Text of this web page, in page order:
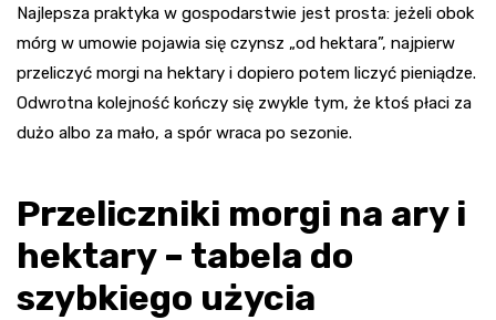
Najlepsza praktyka w gospodarstwie jest prosta: jeżeli obok
mórg w umowie pojawia się czynsz „od hektara”, najpierw
przeliczyć morgi na hektary i dopiero potem liczyć pieniądze.
Odwrotna kolejność kończy się zwykle tym, że ktoś płaci za
dużo albo za mało, a spór wraca po sezonie.
Przeliczniki morgi na ary i
hektary – tabela do
szybkiego użycia